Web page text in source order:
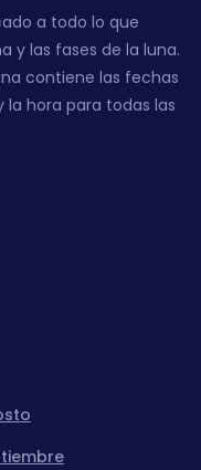
a todo lo que
y las fases de la luna.
contiene las fechas
la hora para todas las